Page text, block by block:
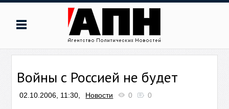
Войны с Россией не будет
02.10.2006, 11:30, Новости 0 0